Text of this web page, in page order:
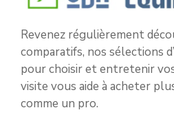
Revenez régulièrement
comparatifs, nos sélections
pour choisir et entretenir
visite vous aide à acheter
comme un pro.